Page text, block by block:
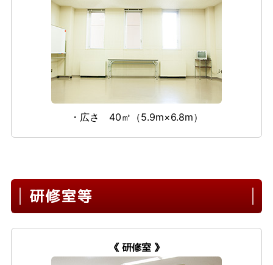
・広さ 40㎡（5.9m×6.8m）
研修室等
《 研修室 》